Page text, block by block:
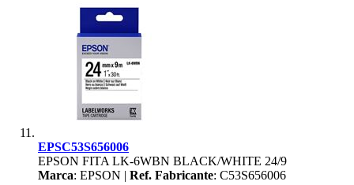
EPSC53S656006
EPSON FITA LK-6WBN BLACK/WHITE 24/9
Marca: EPSON | Ref. Fabricante: C53S656006